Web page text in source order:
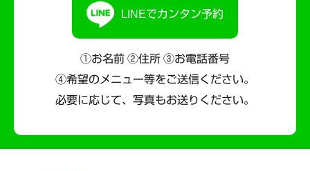
LINEでカンタン予約
①お名前 ②住所 ③お電話番号
④希望のメニュー等をご送信ください。
必要に応じて、写真もお送りください。